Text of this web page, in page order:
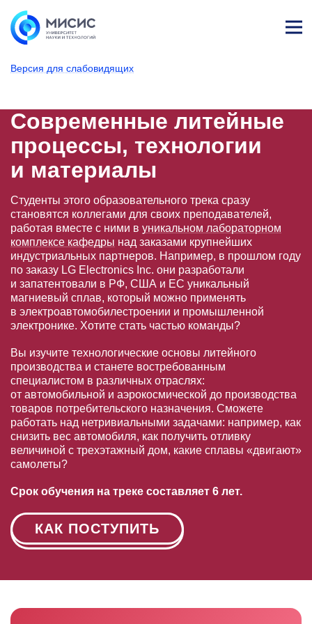
Версия для слабовидящих
т
Современные литейные
процессы, технологии
и материалы
Студенты этого образовательного трека сразу
становятся коллегами для своих преподавателей,
работая вместе с ними в уникальном лабораторном
комплексе кафедры над заказами крупнейших
индустриальных партнеров. Например, в прошлом году
по заказу LG Electronics Inc. они разработали
и запатентовали в РФ, США и ЕС уникальный
магниевый сплав, который можно применять
в электроавтомобилестроении и промышленной
электронике. Хотите стать частью команды?
Вы изучите технологические основы литейного
производства и станете востребованным
специалистом в различных отраслях:
от автомобильной и аэрокосмической до производства
товаров потребительского назначения. Сможете
работать над нетривиальными задачами: например, как
снизить вес автомобиля, как получить отливку
величиной с трехэтажный дом, какие сплавы «двигают»
самолеты?
Срок обучения на треке составляет 6 лет.
КАК ПОСТУПИТЬ